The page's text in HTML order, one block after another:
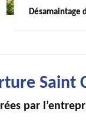
Désamaintage
Saint
par